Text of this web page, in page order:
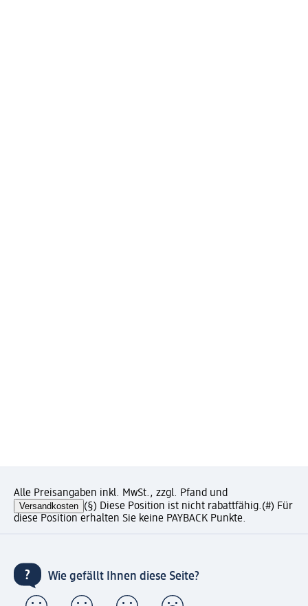
Alle Preisangaben inkl. MwSt., zzgl. Pfand und
Versandkosten (§) Diese Position ist nicht rabattfähig.(#) Für
diese Position erhalten Sie keine PAYBACK Punkte.
Wie gefällt Ihnen diese Seite?